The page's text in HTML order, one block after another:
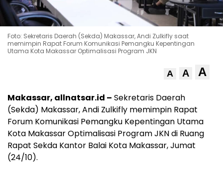
Foto: Sekretaris Daerah (Sekda) Makassar, Andi Zulkifly saat
memimpin Rapat Forum Komunikasi Pemangku Kepentingan
Utama Kota Makassar Optimalisasi Program JKN
A A A
Makassar, allnatsar.id – Sekretaris Daerah
(Sekda) Makassar, Andi Zulkifly memimpin Rapat
Forum Komunikasi Pemangku Kepentingan Utama
Kota Makassar Optimalisasi Program JKN di Ruang
Rapat Sekda Kantor Balai Kota Makassar, Jumat
(24/10).